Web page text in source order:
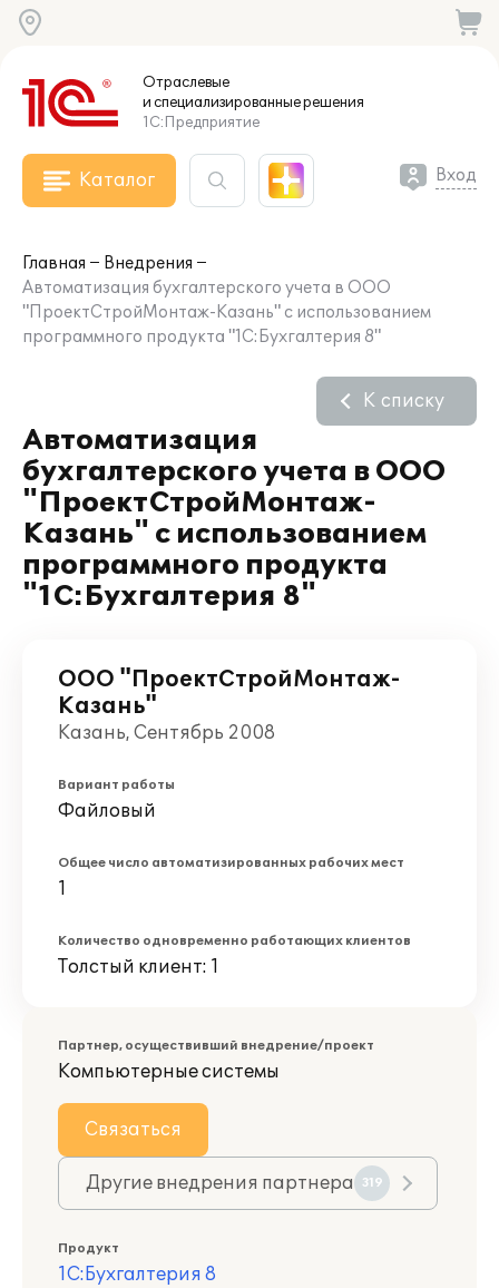
Отраслевые
и специализированныерешения
1С:Предприятие
Каталог Вход
Главная
Внедрения
Автоматизация бухгалтерского учета в ООО
"ПроектСтройМонтаж-Казань" с использованием
программного продукта "1С:Бухгалтерия 8"
Автоматизация
бухгалтерского учета в ООО
"ПроектСтройМонтаж-
Казань" с использованием
программного продукта
"1С:Бухгалтерия 8"
К списку
ООО "ПроектСтройМонтаж-
Казань"
Казань, Сентябрь 2008
Вариант работы
Файловый
Общее число автоматизированных рабочих мест
1
Количество одновременно работающих клиентов
Толстый клиент: 1
Партнер, осуществивший внедрение/проект
Компьютерные системы
Связаться
Другие внедрения партнера 319
Продукт
1С:Бухгалтерия 8